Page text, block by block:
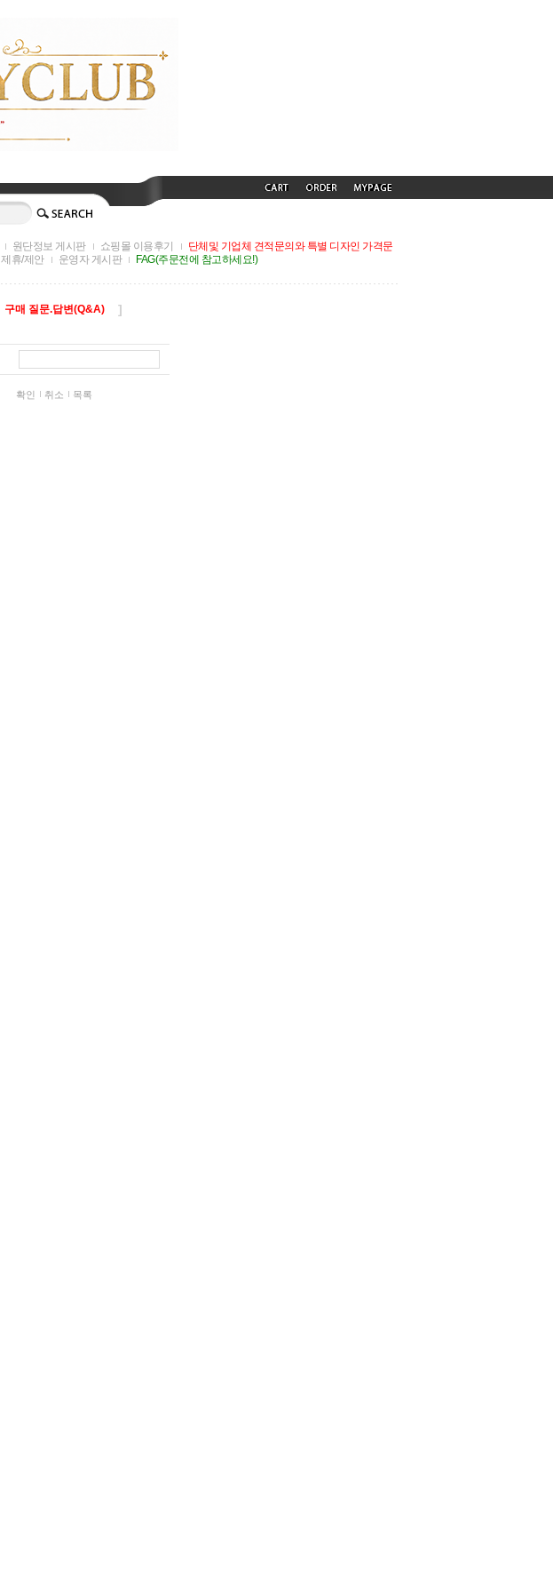
원단정보 게시판 쇼핑몰 이용후기
단체및 기업체 견적문의와 특별 디자인 가격문
제휴/제안 운영자 게시판 FAG(주문전에 참고하세요!)
구매 질문.답변(Q&A) ]
확인 취소 목록